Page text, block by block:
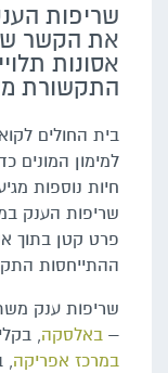
שריפות
את הקשר
אסונות
התקשורת
בית החולים
למימון המונים
חיות נוספות
שריפות הענק
פרט קטן בתוך
ההתייחסות
שריפות ענק
– באלסקה,
במרכז אפריקה,